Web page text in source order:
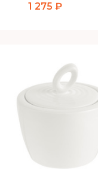
1 275 ₽